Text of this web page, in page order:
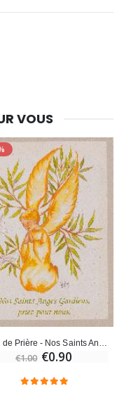
VOUS
€1.00 €0.90